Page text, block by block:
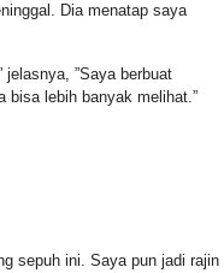
Dia menatap saya
”Saya berbuat
bisa lebih banyak melihat.”
sepuh ini. Saya pun jadi rajin